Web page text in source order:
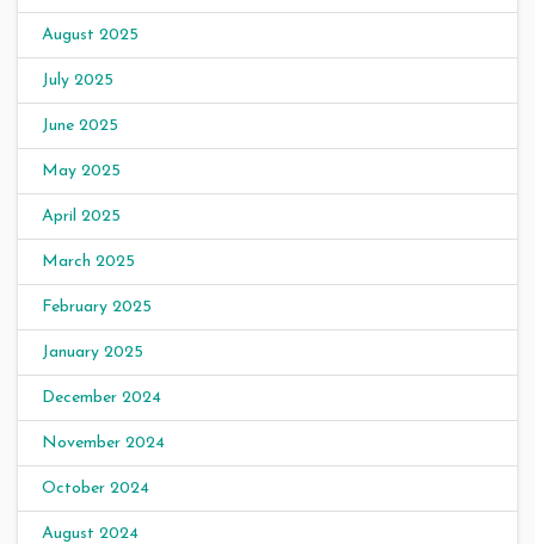
August 2025
July 2025
June 2025
May 2025
April 2025
March 2025
February 2025
January 2025
December 2024
November 2024
October 2024
August 2024